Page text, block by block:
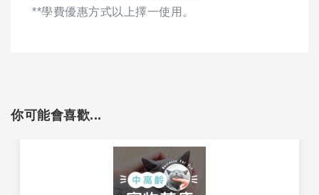
**學費優惠方式以上擇一使用。
你可能會喜歡...